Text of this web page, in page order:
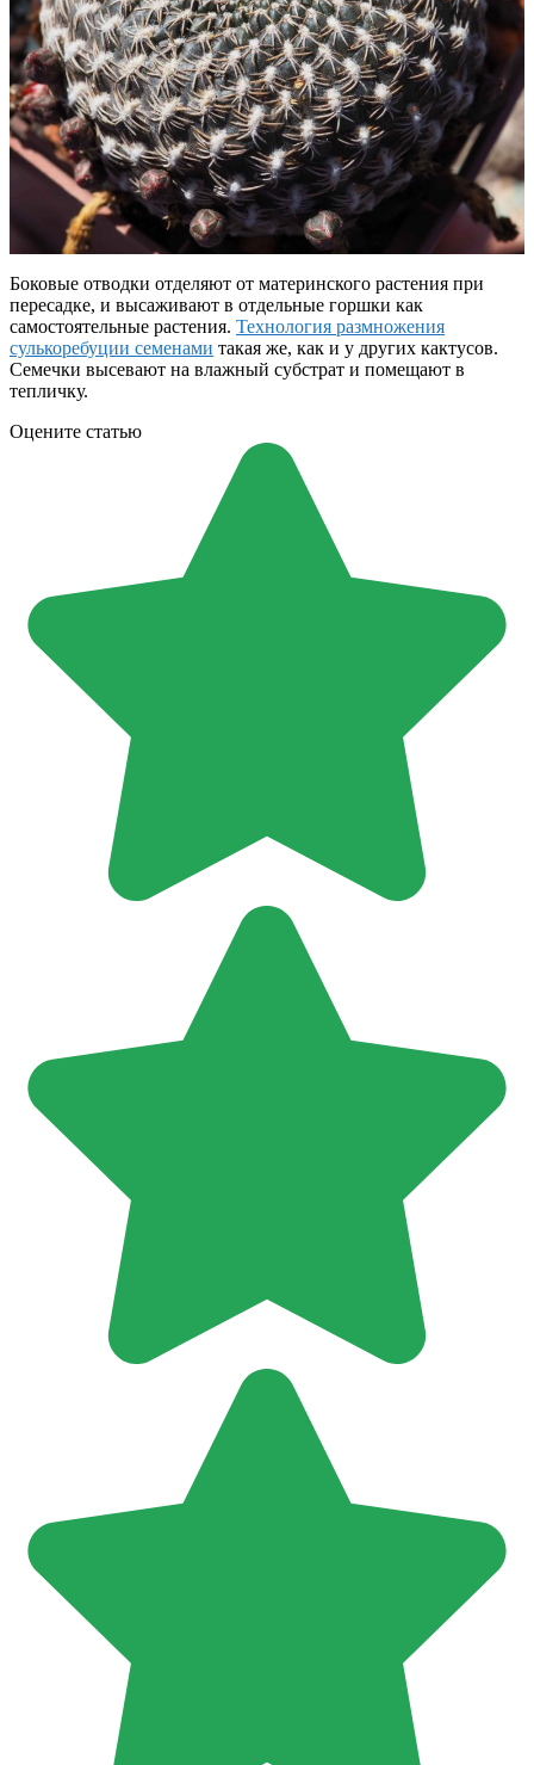
Боковые отводки отделяют от материнского растения при
пересадке, и высаживают в отдельные горшки как
самостоятельные растения. Технология размножения
сулькоребуции семенами такая же, как и у других кактусов.
Семечки высевают на влажный субстрат и помещают в
тепличку.
Оцените статью